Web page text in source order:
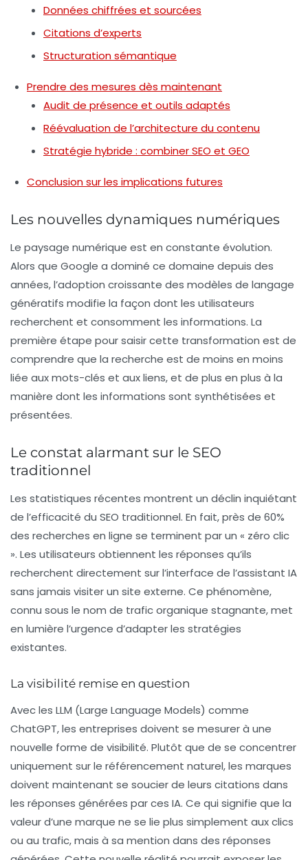
Données chiffrées et sourcées
Citations d’experts
Structuration sémantique
Prendre des mesures dès maintenant
Audit de présence et outils adaptés
Réévaluation de l’architecture du contenu
Stratégie hybride : combiner SEO et GEO
Conclusion sur les implications futures
Les nouvelles dynamiques numériques
Le paysage numérique est en constante évolution.
Alors que Google a dominé ce domaine depuis des
années, l’adoption croissante des modèles de langage
génératifs modifie la façon dont les utilisateurs
recherchent et consomment les informations. La
première étape pour saisir cette transformation est de
comprendre que la recherche est de moins en moins
liée auxmots-clés et auxliens, et de plus en plus à la
manière dont les informations sont synthétisées et
présentées.
Le constat alarmant sur le SEO
traditionnel
Les statistiques récentes montrent un déclin inquiétant
de l’efficacité du SEO traditionnel. En fait, près de 60%
des recherches en ligne se terminent par un « zéro clic
». Les utilisateurs obtiennent les réponses qu’ils
recherchent directement sur l’interface de l’assistant IA
sans jamais visiter un site externe. Ce phénomène,
connu sous le nom de trafic organique stagnante, met
en lumière l’urgence d’adapter les stratégies
existantes.
La visibilité remise en question
Avec les LLM (Large Language Models) comme
ChatGPT, les entreprises doivent se mesurer à une
nouvelle forme de visibilité. Plutôt que de se concentrer
uniquement sur le référencement naturel, les marques
doivent maintenant se soucier de leurs citations dans
les réponses générées par ces IA. Ce qui signifie que la
valeur d’une marque ne se lie plus simplement aux clics
ou au trafic, mais à sa mention dans des réponses